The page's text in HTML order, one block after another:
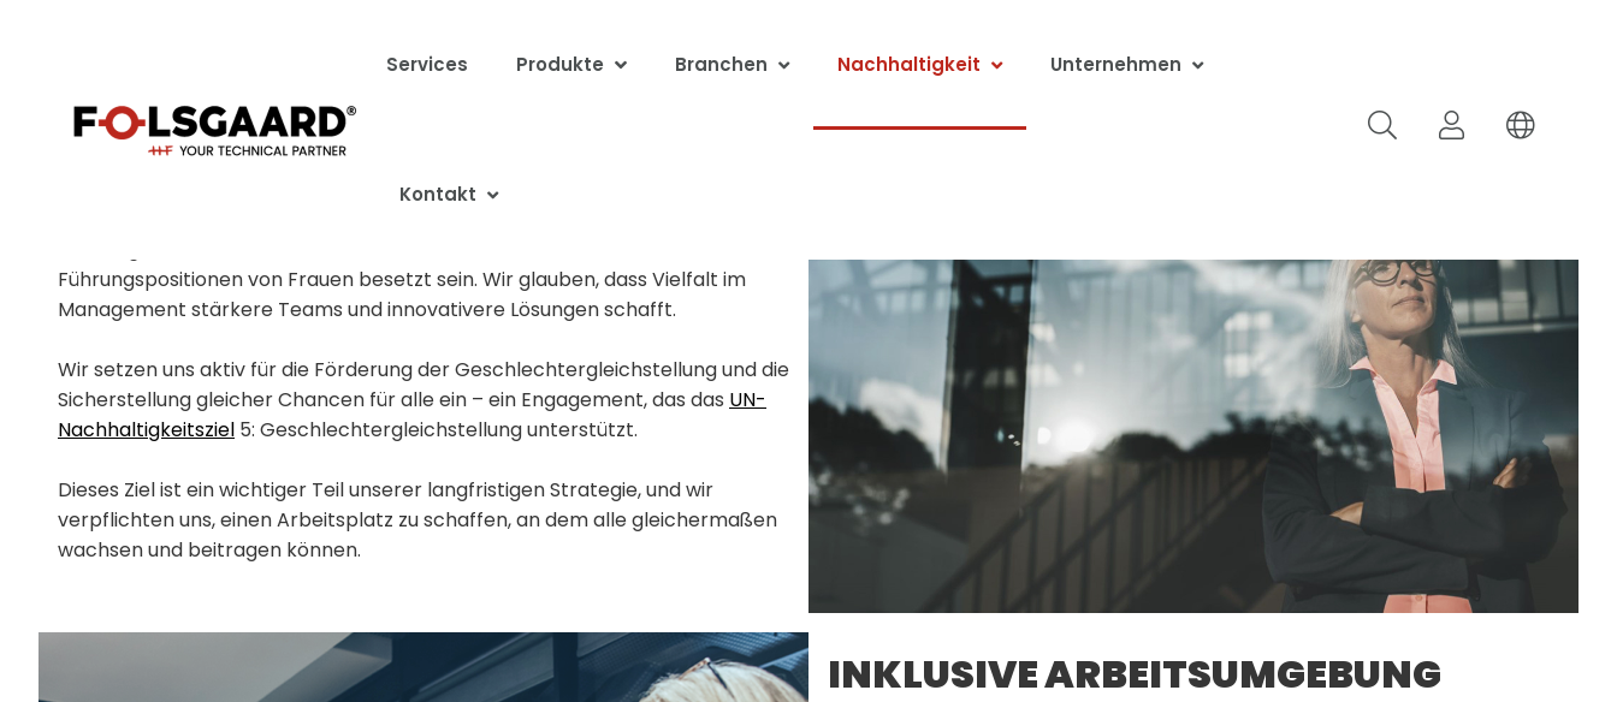
Services Produkte Branchen Nachhaltigkeit Unternehmen
Kontakt
40 % WEIBLICHE FÜHRUNGSKRÄFTE
Führungspositionen von Frauen besetzt sein. Wir glauben, dass Vielfalt im
Management stärkere Teams und innovativere Lösungen schafft.
Wir setzen uns aktiv für die Förderung der Geschlechtergleichstellung und die
Sicherstellung gleicher Chancen für alle ein – ein Engagement, das das UN-
Nachhaltigkeitsziel 5: Geschlechtergleichstellung unterstützt.
Dieses Ziel ist ein wichtiger Teil unserer langfristigen Strategie, und wir
verpflichten uns, einen Arbeitsplatz zu schaffen, an dem alle gleichermaßen
wachsen und beitragen können.
INKLUSIVE ARBEITSUMGEBUNG